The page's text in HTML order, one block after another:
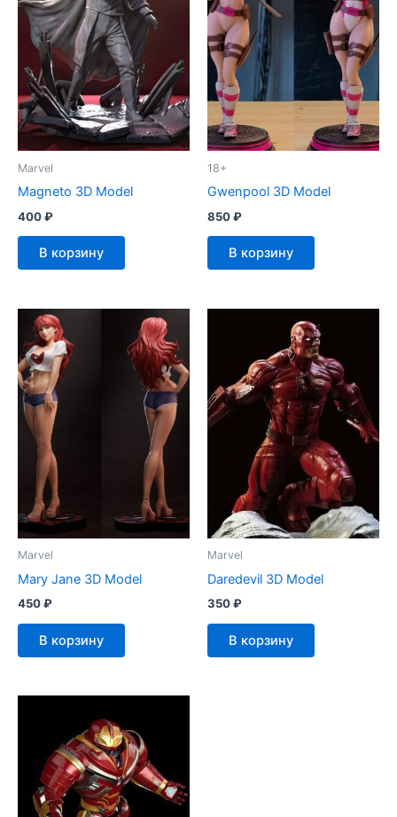
Marvel
Magneto 3D Model
400₽
В корзину
18+
Gwenpool 3D Model
850₽
В корзину
Marvel
Mary Jane 3D Model
450₽
В корзину
Marvel
Daredevil 3D Model
350₽
В корзину